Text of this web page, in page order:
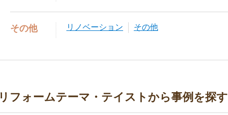
その他 リノベーション その他
リフォームテーマ・テイストから事例を探す